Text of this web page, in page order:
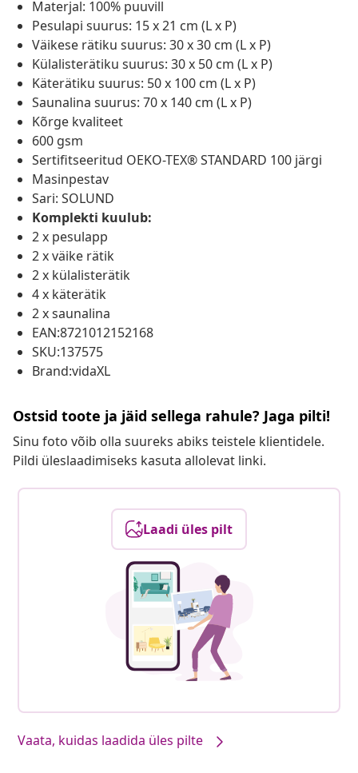
Materjal: 100% puuvill
Pesulapi suurus: 15 x 21 cm (L x P)
Väikese rätiku suurus: 30 x 30 cm (L x P)
Külalisterätiku suurus: 30 x 50 cm (L x P)
Käterätiku suurus: 50 x 100 cm (L x P)
Saunalina suurus: 70 x 140 cm (L x P)
Kõrge kvaliteet
600 gsm
Sertifitseeritud OEKO-TEX® STANDARD 100 järgi
Masinpestav
Sari: SOLUND
Komplekti kuulub:
2 x pesulapp
2 x väike rätik
2 x külalisterätik
4 x käterätik
2 x saunalina
EAN:8721012152168
SKU:137575
Brand:vidaXL
Ostsid toote ja jäid sellega rahule? Jaga pilti!
Sinu foto võib olla suureks abiks teistele klientidele.
Pildi üleslaadimiseks kasuta allolevat linki.
Laadi üles pilt
Vaata, kuidas laadida üles pilte